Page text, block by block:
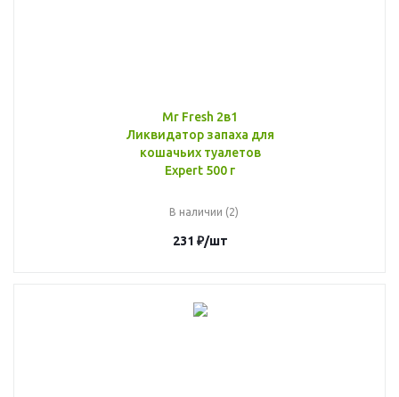
Mr Fresh 2в1
Ликвидатор запаха для
кошачьих туалетов
Expert 500 г
В наличии (2)
231 ₽/шт